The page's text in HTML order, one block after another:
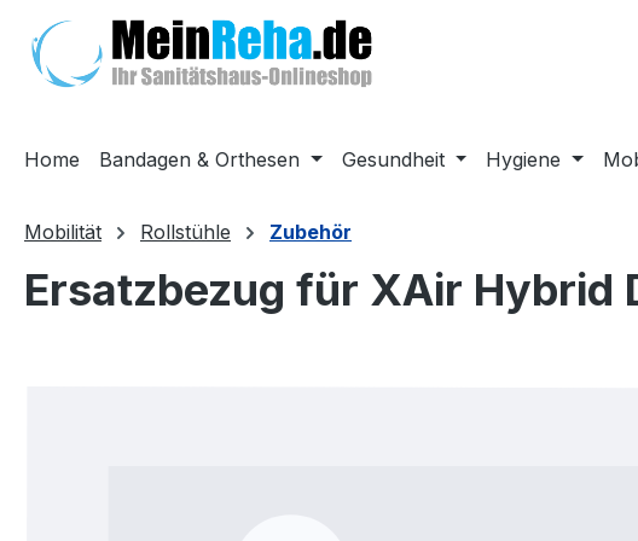
Hauptinhalt springen
Zur Suche springen
Zur Hauptnavigation springen
Home Bandagen & Orthesen Gesundheit Hygiene
Mobilität Rollstühle Zubehör
Ersatzbezug für XAir